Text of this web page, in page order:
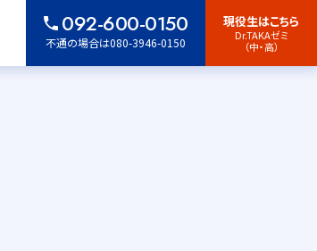
092-600-0150
不通の場合は080-3946-0150
現役生はこちら
Dr.TAKAゼミ
（中・高）